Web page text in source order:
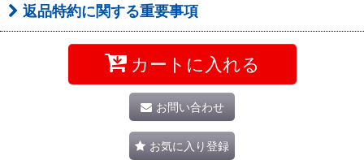
返品特約に関する重要事項
カートに入れる
お問い合わせ
お気に入り登録